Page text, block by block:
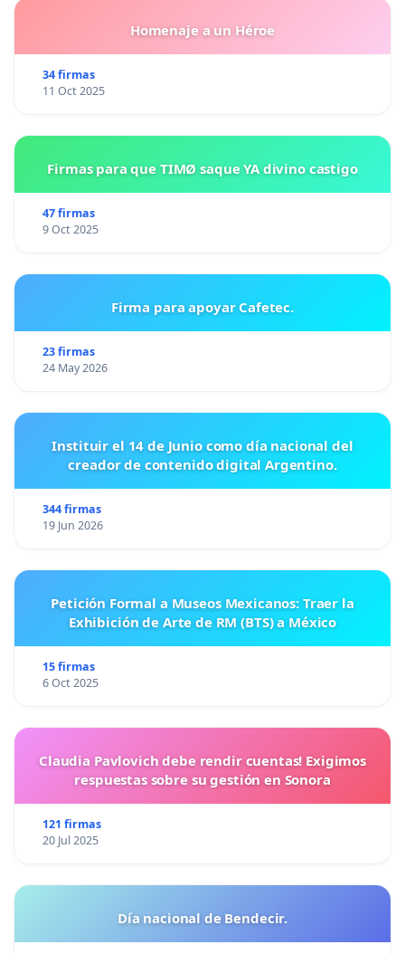
Homenaje a un Héroe
34 firmas
11 Oct 2025
Firmas para que TIMØ saque YA divino castigo
47 firmas
9 Oct 2025
Firma para apoyar Cafetec.
23 firmas
24 May 2026
Instituir el 14 de Junio como día nacional del
creador de contenido digital Argentino.
344 firmas
19 Jun 2026
Petición Formal a Museos Mexicanos: Traer la
Exhibición de Arte de RM (BTS) a México
15 firmas
6 Oct 2025
Claudia Pavlovich debe rendir cuentas! Exigimos
respuestas sobre su gestión en Sonora
121 firmas
20 Jul 2025
Día nacional de Bendecir.